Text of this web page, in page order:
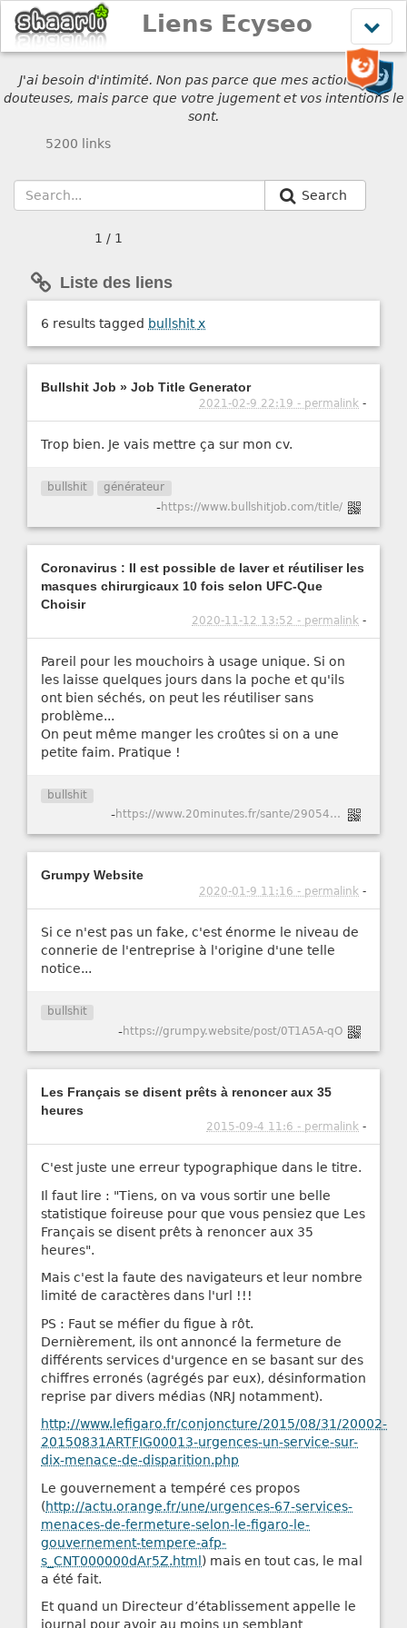
le
menu
Liens Ecyseo
J'ai besoin d'intimité. Non pas parce que mes actions sont
douteuses, mais parce que votre jugement et vos intentions le
sont.
5200 links
Search
1 / 1
Liste des liens
6 results tagged bullshitx
Bullshit Job » Job Title Generator
2021-02-9 22:19 - permalink -
Trop bien. Je vais mettre ça sur mon cv.
bullshit générateur
-https://www.bullshitjob.com/title/
Coronavirus : Il est possible de laver et réutiliser les
masques chirurgicaux 10 fois selon UFC-Que
Choisir
2020-11-12 13:52 - permalink -
Pareil pour les mouchoirs à usage unique. Si on
les laisse quelques jours dans la poche et qu'ils
ont bien séchés, on peut les réutiliser sans
problème...
On peut même manger les croûtes si on a une
petite faim. Pratique !
bullshit
- https://www.20minutes.fr/sante/2905415-20201110-coronavirus-possible-laver-reutiliser-masques-chirurgicaux-10-fois-selon-ufc-choisir
Grumpy Website
2020-01-9 11:16 - permalink -
Si ce n'est pas un fake, c'est énorme le niveau de
connerie de l'entreprise à l'origine d'une telle
notice...
bullshit
-https://grumpy.website/post/0T1A5A-qO
Les Français se disent prêts à renoncer aux 35
heures
2015-09-4 11:6 - permalink -
C'est juste une erreur typographique dans le titre.
Il faut lire : "Tiens, on va vous sortir une belle
statistique foireuse pour que vous pensiez que Les
Français se disent prêts à renoncer aux 35
heures".
Mais c'est la faute des navigateurs et leur nombre
limité de caractères dans l'url !!!
PS : Faut se méfier du figue à rôt.
Dernièrement, ils ont annoncé la fermeture de
différents services d'urgence en se basant sur des
chiffres erronés (agrégés par eux), désinformation
reprise par divers médias (NRJ notamment).
http://www.lefigaro.fr/conjoncture/2015/08/31/20002-
20150831ARTFIG00013-urgences-un-service-sur-
dix-menace-de-disparition.php
Le gouvernement a tempéré ces propos
(http://actu.orange.fr/une/urgences-67-services-
menaces-de-fermeture-selon-le-figaro-le-
gouvernement-tempere-afp-
s_CNT000000dAr5Z.html) mais en tout cas, le mal
a été fait.
Et quand un Directeur d’établissement appelle le
journal pour avoir au moins un semblant